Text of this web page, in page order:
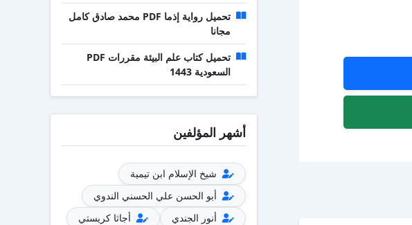
تحميل رواية إذما PDF محمد صادق كامل
مجانا
تحميل كتاب علم البيئة مقررات PDF
السعودية 1443
أشهر المؤلفين
شيخ الإسلام ابن تيمية
أبو الحسن علي الحسني الندوي
أنور الجندي
أجاثا كريستي